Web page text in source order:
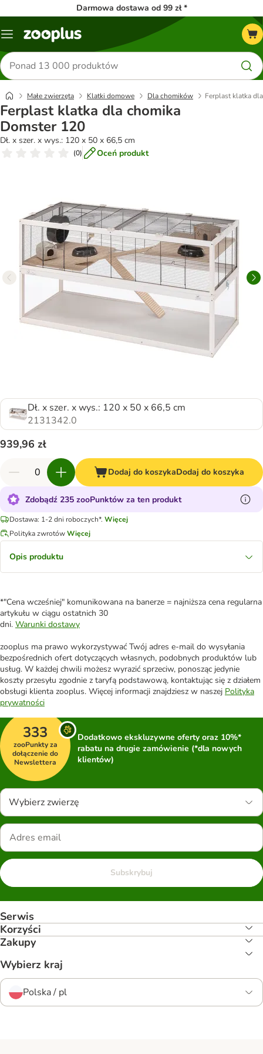
Darmowa dostawa od 99 zł *
Menu
Szukaj
produktów
Małe zwierzęta Klatki domowe Dla chomików Ferplast klatka
Ferplast klatka dla chomika
Domster 120
Dł. x szer. x wys.: 120 x 50 x 66,5 cm
(0) Oceń produkt
Dł. x szer. x wys.: 120 x 50 x 66,5 cm
2131342.0
939,96 zł
Dodaj do koszykaDodaj do koszyka
Zdobądź 235 zooPunktów za ten produkt
Dostawa: 1-2 dni roboczych*. Więcej
Polityka zwrotówWięcej
Opis produktu
*"Cena wcześniej" komunikowana na banerze = najniższa cena regularna
artykułu w ciągu ostatnich 30
dni. Warunki dostawy
zooplus ma prawo wykorzystywać Twój adres e-mail do wysyłania
bezpośrednich ofert dotyczących własnych, podobnych produktów lub
usług. W każdej chwili możesz wyrazić sprzeciw, ponosząc jedynie
koszty przesyłu zgodnie z taryfą podstawową, kontaktując się z działem
obsługi klienta zooplus. Więcej informacji znajdziesz w naszej Polityka
prywatności
333
zooPunkty za
dołączenie do
Newslettera
Dodatkowo ekskluzywne oferty oraz 10%*
rabatu na drugie zamówienie (*dla nowych
klientów)
Wybierz zwierzę
Subskrybuj
Serwis
Korzyści
Zakupy
Wybierz kraj
Polska / pl